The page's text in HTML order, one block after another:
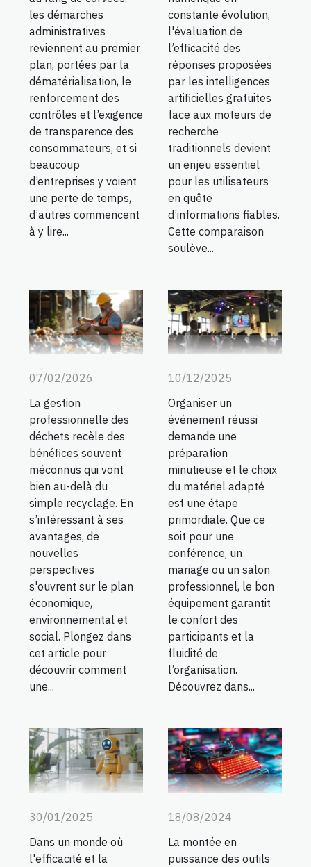
les démarches
administratives
reviennent au premier
plan, portées par la
dématérialisation, le
renforcement des
contrôles et l’exigence
de transparence des
consommateurs, et si
beaucoup
d’entreprises y voient
une perte de temps,
d’autres commencent
à y lire...
constante évolution,
l'évaluation de
l’efficacité des
réponses proposées
par les intelligences
artificielles gratuites
face aux moteurs de
recherche
traditionnels devient
un enjeu essentiel
pour les utilisateurs
en quête
d’informations fiables.
Cette comparaison
soulève...
07/02/2026
La gestion
professionnelle des
déchets recèle des
bénéfices souvent
méconnus qui vont
bien au-delà du
simple recyclage. En
s’intéressant à ses
avantages, de
nouvelles
perspectives
s'ouvrent sur le plan
économique,
environnemental et
social. Plongez dans
cet article pour
découvrir comment
une...
10/12/2025
Organiser un
événement réussi
demande une
préparation
minutieuse et le choix
du matériel adapté
est une étape
primordiale. Que ce
soit pour une
conférence, un
mariage ou un salon
professionnel, le bon
équipement garantit
le confort des
participants et la
fluidité de
l’organisation.
Découvrez dans...
30/01/2025
Dans un monde où
l'efficacité et la
18/08/2024
La montée en
puissance des outils